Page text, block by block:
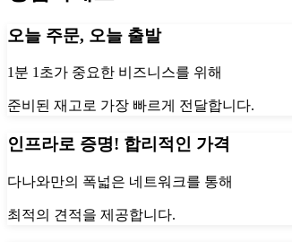
오늘 주문, 오늘 출발
1분 1초가 중요한 비즈니스를 위해
준비된 재고로 가장 빠르게 전달합니다.
인프라로 증명! 합리적인 가격
다나와만의 폭넓은 네트워크를 통해
최적의 견적을 제공합니다.